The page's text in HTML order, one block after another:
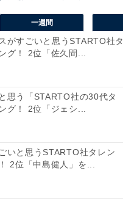
（78票）
一週間
がすごいと思うSTARTO社タ
グ！ 2位「佐久間...
思う「STARTO社の30代タ
グ！ 2位「ジェシ...
いと思うSTARTO社タレン
2位「中島健人」を...